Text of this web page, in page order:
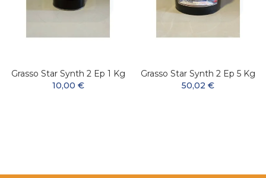
Grasso Star Synth 2 Ep 1 Kg
10,00 €
Grasso Star Synth 2 Ep 5 Kg
50,02 €